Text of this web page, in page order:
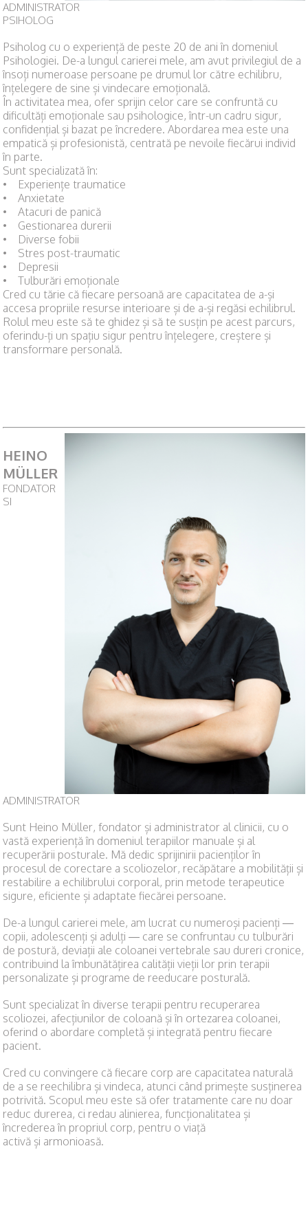
ADMINISTRATOR
PSIHOLOG
Psiholog cu o experiență de peste 20 de ani în domeniul
Psihologiei. De-a lungul carierei mele, am avut privilegiul de a
însoți numeroase persoane pe drumul lor către echilibru,
înțelegere de sine și vindecare emoțională.
În activitatea mea, ofer sprijin celor care se confruntă cu
dificultăți emoționale sau psihologice, într-un cadru sigur,
confidențial și bazat pe încredere. Abordarea mea este una
empatică și profesionistă, centrată pe nevoile fiecărui individ
în parte.
Sunt specializată în:
• Experiențe traumatice
• Anxietate
• Atacuri de panică
• Gestionarea durerii
• Diverse fobii
• Stres post-traumatic
• Depresii
• Tulburări emoționale
Cred cu tărie că fiecare persoană are capacitatea de a-și
accesa propriile resurse interioare și de a-și regăsi echilibrul.
Rolul meu este să te ghidez și să te susțin pe acest parcurs,
oferindu-ți un spațiu sigur pentru înțelegere, creștere și
transformare personală.
HEINO
MÜLLER
FONDATOR
SI
ADMINISTRATOR
Sunt Heino Müller, fondator și administrator al clinicii, cu o
vastă experiență în domeniul terapiilor manuale și al
recuperării posturale. Mă dedic sprijinirii pacienților în
procesul de corectare a scoliozelor, recăpătare a mobilității și
restabilire a echilibrului corporal, prin metode terapeutice
sigure, eficiente și adaptate fiecărei persoane.
De-a lungul carierei mele, am lucrat cu numeroși pacienți —
copii, adolescenți și adulți — care se confruntau cu tulburări
de postură, deviații ale coloanei vertebrale sau dureri cronice,
contribuind la îmbunătățirea calității vieții lor prin terapii
personalizate și programe de reeducare posturală.
Sunt specializat în diverse terapii pentru recuperarea
scoliozei, afecțiunilor de coloană și în ortezarea coloanei,
oferind o abordare completă și integrată pentru fiecare
pacient.
Cred cu convingere că fiecare corp are capacitatea naturală
de a se reechilibra și vindeca, atunci când primește susținerea
potrivită. Scopul meu este să ofer tratamente care nu doar
reduc durerea, ci redau alinierea, funcționalitatea și
încrederea în propriul corp, pentru o viață
activă și armonioasă.